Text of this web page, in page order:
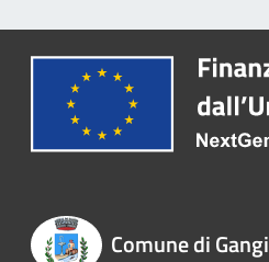
Comune di Gangi